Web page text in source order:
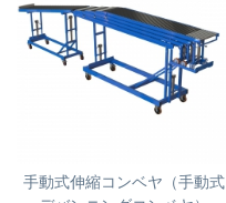
手動式伸縮コンベヤ（手動式